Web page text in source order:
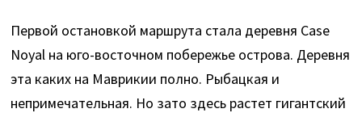
Первой остановкой маршрута стала деревня Case
Noyal на юго-восточном побережье острова. Деревня
эта каких на Маврикии полно. Рыбацкая и
непримечательная. Но зато здесь растет гигантский